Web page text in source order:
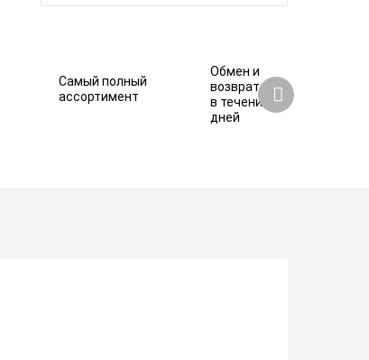
Самый полный
ассортимент
Обмен и
возврат
в течение 7
дней